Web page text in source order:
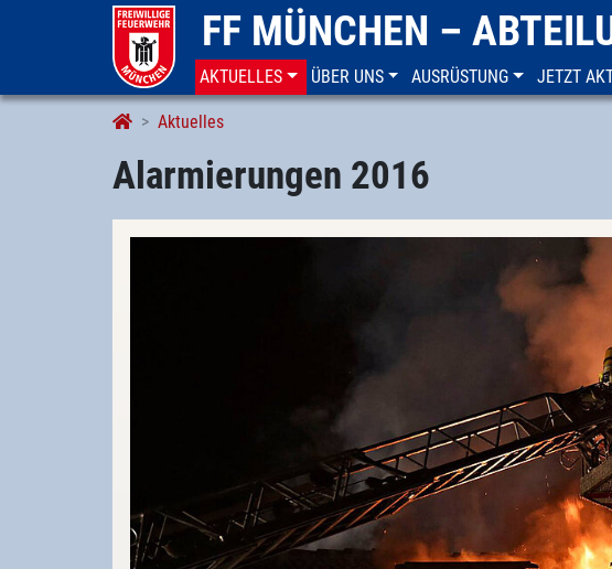
FF MÜNCHEN –
AKTUELLES ÜBER UNS AUSRÜSTUNG JETZT
Aktuelles
Alarmierungen
Alarmierungen 2016